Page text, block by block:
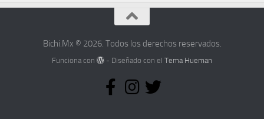
Bichi.Mx © 2026. Todos los derechos reservados.
Funciona con - Diseñado con elTema Hueman